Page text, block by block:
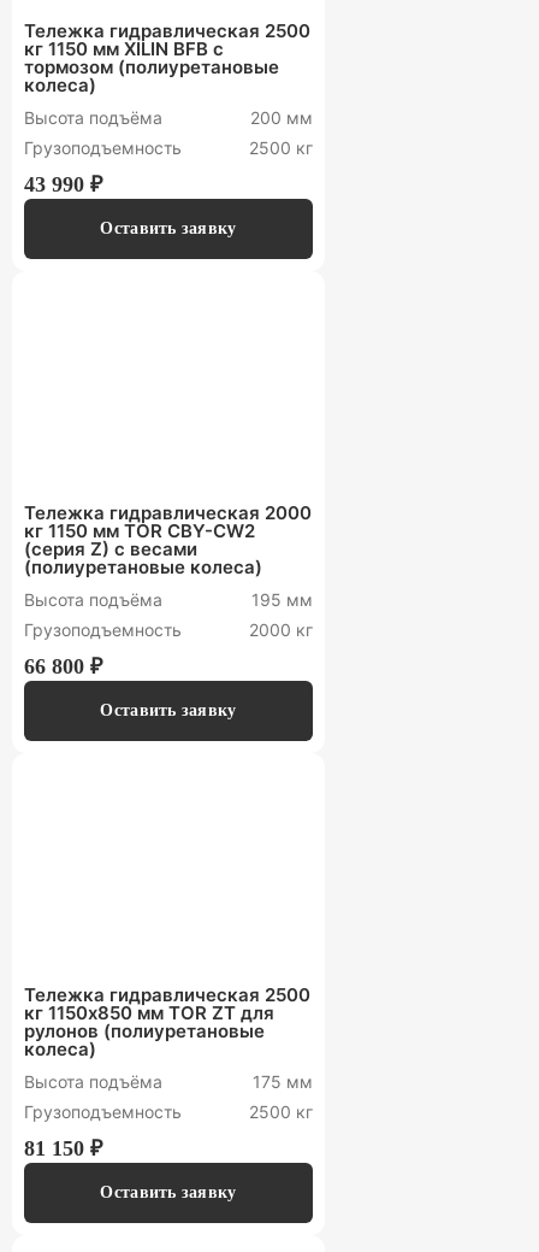
Тележка гидравлическая 2500
кг 1150 мм XILIN BFB с
тормозом (полиуретановые
колеса)
Высота подъёма
200 мм
Грузоподъемность
2500 кг
43 990 ₽
Оставить заявку
Тележка гидравлическая 2000
кг 1150 мм TOR CBY-CW2
(серия Z) с весами
(полиуретановые колеса)
Высота подъёма
195 мм
Грузоподъемность
2000 кг
66 800 ₽
Оставить заявку
Тележка гидравлическая 2500
кг 1150х850 мм TOR ZT для
рулонов (полиуретановые
колеса)
Высота подъёма
175 мм
Грузоподъемность
2500 кг
81 150 ₽
Оставить заявку